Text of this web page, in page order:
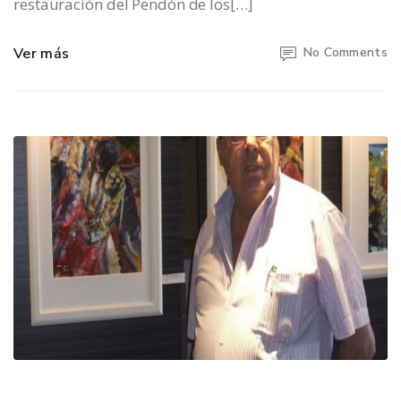
restauración del Pendón de los[…]
Ver más No Comments